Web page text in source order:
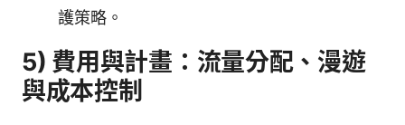
護策略。
5) 費用與計畫：流量分配、漫遊
與成本控制